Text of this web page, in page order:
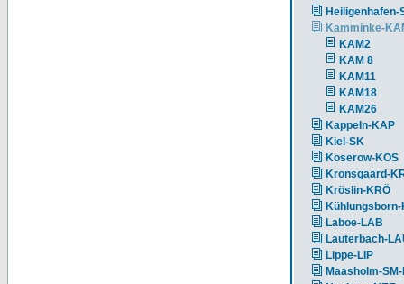
Heiligenhafen-
Kamminke-
KAM2
KAM 8
KAM11
KAM18
KAM26
Kappeln-KAP
Kiel-SK
Koserow-KOS
Kronsgaard-
Kröslin-KRÖ
Kühlungsborn-
Laboe-LAB
Lauterbach-
Lippe-LIP
Maasholm-